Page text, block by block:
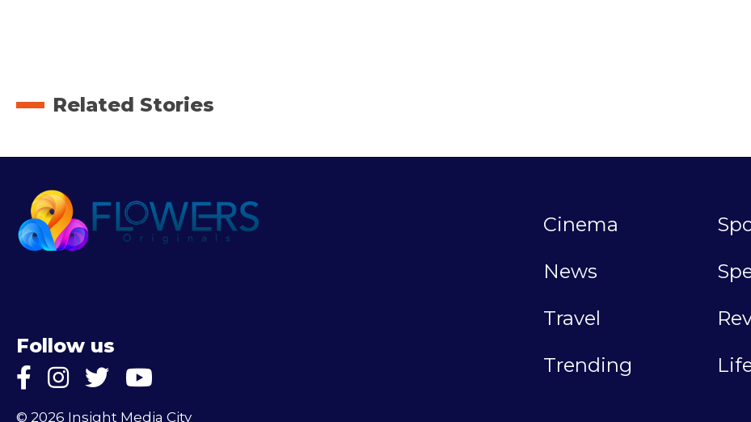
Related Stories
Follow us
© 2026 Insight Media City
Cinema
News
Travel
Trending